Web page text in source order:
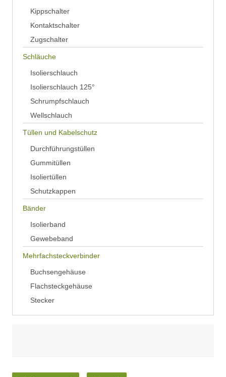
Kippschalter
Kontaktschalter
Zugschalter
Schläuche
Isolierschlauch
Isolierschlauch 125°
Schrumpfschlauch
Wellschlauch
Tüllen und Kabelschutz
Durchführungstüllen
Gummitüllen
Isoliertüllen
Schutzkappen
Bänder
Isolierband
Gewebeband
Mehrfachsteckverbinder
Buchsengehäuse
Flachsteckgehäuse
Stecker